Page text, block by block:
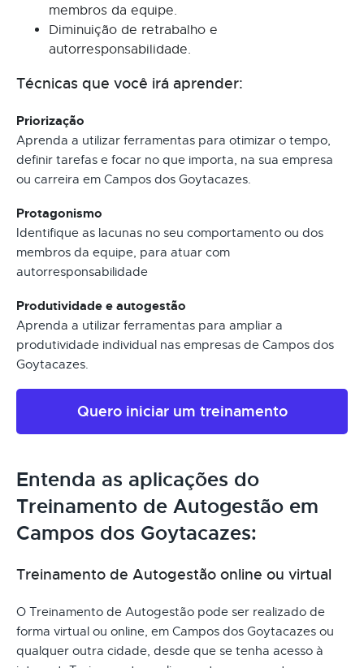
membros da equipe.
Diminuição de retrabalho e
autorresponsabilidade.
Técnicas que você irá aprender:
Priorização
Aprenda a utilizar ferramentas para otimizar o tempo,
definir tarefas e focar no que importa, na sua empresa
ou carreira em Campos dos Goytacazes.
Protagonismo
Identifique as lacunas no seu comportamento ou dos
membros da equipe, para atuar com
autorresponsabilidade
Produtividade e autogestão
Aprenda a utilizar ferramentas para ampliar a
produtividade individual nas empresas de Campos dos
Goytacazes.
Quero iniciar um treinamento
Entenda as aplicações do
Treinamento de Autogestão em
Campos dos Goytacazes:
Treinamento de Autogestão online ou virtual
O Treinamento de Autogestão pode ser realizado de
forma virtual ou online, em Campos dos Goytacazes ou
qualquer outra cidade, desde que se tenha acesso à